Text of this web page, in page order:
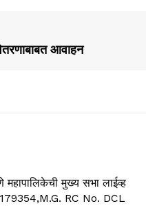
आवाहन
मुख्य सभा लाईव्ह
RC No. DCL